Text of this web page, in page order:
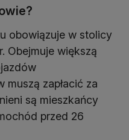
obowiązuje w stolicy
Obejmuje większą
muszą zapłacić za
są mieszkańcy
przed 26